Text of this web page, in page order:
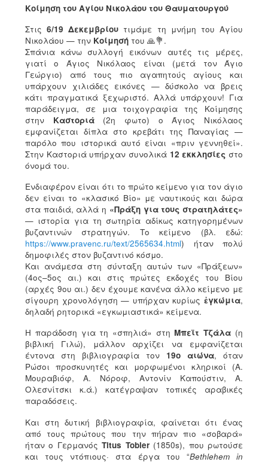
Κοίμηση του Αγίου Νικολάου του Θαυματουργού
Στις6/19 Δεκεμβρίου τιμάμε τη μνήμη του Αγίου
Νικολάου — την Κοίμησή του 🙏💐.
Σπάνια κάνω συλλογή εικόνων αυτές τις μέρες,
γιατί ο Άγιος Νικόλαος είναι (μετά τον Άγιο
Γεώργιο) από τους πιο αγαπητούς αγίους και
υπάρχουν χιλιάδες εικόνες — δύσκολο να βρεις
κάτι πραγματικά ξεχωριστό. Αλλά υπάρχουν! Για
παράδειγμα, σε μια τοιχογραφία της Κοίμησης
στην Καστοριά(2η φωτο) ο Άγιος Νικόλαος
εμφανίζεται δίπλα στο κρεβάτι της Παναγίας —
παρόλο που ιστορικά αυτό είναι «πριν γεννηθεί».
Στην Καστοριά υπήρχαν συνολικά 12 εκκλησίες στο
όνομά του.
Ενδιαφέρον είναι ότι το πρώτο κείμενο για τον άγιο
δεν είναι το «κλασικό Βίο» με ναυτικούς και δώρα
στα παιδιά, αλλά η «Πράξη για τους στρατηλάτες»
— ιστορία για τη σωτηρία αδίκως κατηγορημένων
βυζαντινών στρατηγών. Το κείμενο (βλ. εδώ:
https://www.pravenc.ru/text/2565634.html) ήταν πολύ
δημοφιλές στον βυζαντινό κόσμο.
Και ανάμεσα στη σύνταξη αυτών των «Πράξεων»
(4ος–5ος αι.) και στις πρώτες εκδοχές του Βίου
(αρχές 9ου αι.) δεν έχουμε κανένα άλλο κείμενο με
σίγουρη χρονολόγηση — υπήρχαν κυρίως ἐγκώμια,
δηλαδή ρητορικά «εγκωμιαστικά» κείμενα.
Η παράδοση για τη «σπηλιά» στη Μπεϊτ Τζάλα (η
βιβλική Γιλώ), μάλλον αρχίζει να εμφανίζεται
έντονα στη βιβλιογραφία τον 19ο αιώνα, όταν
Ρώσοι προσκυνητές και μορφωμένοι κληρικοί (Α.
Μουραβιόφ, Α. Νόροφ, Αντονίν Καπούστιν, Α.
Ολεσνίτσκι κ.ά.) κατέγραψαν τοπικές αραβικές
παραδόσεις.
Και στη δυτική βιβλιογραφία, φαίνεται ότι ένας
από τους πρώτους που την πήραν πιο «σοβαρά»
ήταν ο ΓερμανόςTitus Tobler(1850s), που ρωτούσε
και τους ντόπιους· στα έργα του “Bethlehem in